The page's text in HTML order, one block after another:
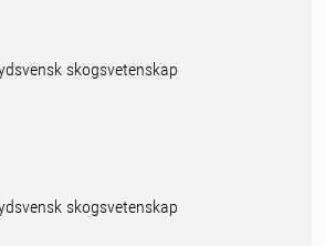
skogsvetenskap
skogsvetenskap